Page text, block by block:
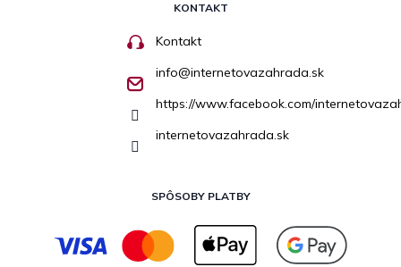
KONTAKT
Kontakt
info@internetovazahrada.sk
https://www.facebook.com/
internetovazahrada.sk
SPÔSOBY PLATBY